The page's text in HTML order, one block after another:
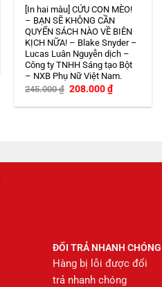
[In hai màu] CỨU CON MÈO!
– BẠN SẼ KHÔNG CẦN
QUYỂN SÁCH NÀO VỀ BIÊN
KỊCH NỮA! – Blake Snyder –
Lucas Luân Nguyễn dịch –
Công ty TNHH Sáng tạo Bột
– NXB Phụ Nữ Việt Nam.
245.000₫ Giá
là:
208.000₫Giá
hiện
tại
ĐỔI TRẢ NHANH CHÓNG
Hàng bị lỗi được đổi
trả nhanh chóng